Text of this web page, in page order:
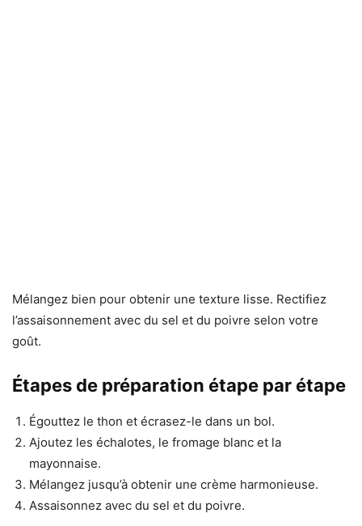
Mélangez bien pour obtenir une texture lisse. Rectifiez
l’assaisonnement avec du sel et du poivre selon votre
goût.
Étapes de préparation étape par étape
Égouttez le thon et écrasez-le dans un bol.
Ajoutez les échalotes, le fromage blanc et la
mayonnaise.
Mélangez jusqu’à obtenir une crème harmonieuse.
Assaisonnez avec du sel et du poivre.